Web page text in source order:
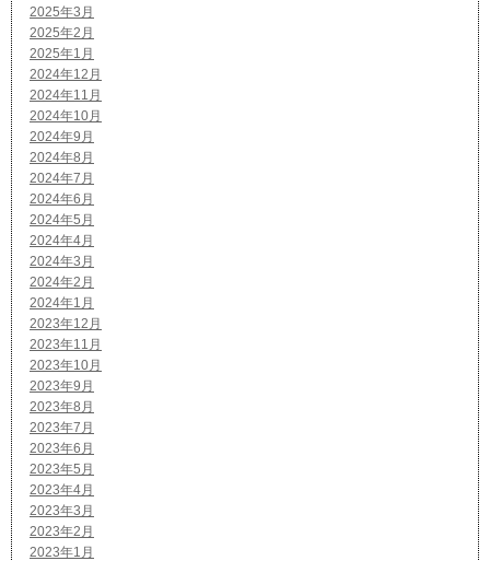
2025年3月
2025年2月
2025年1月
2024年12月
2024年11月
2024年10月
2024年9月
2024年8月
2024年7月
2024年6月
2024年5月
2024年4月
2024年3月
2024年2月
2024年1月
2023年12月
2023年11月
2023年10月
2023年9月
2023年8月
2023年7月
2023年6月
2023年5月
2023年4月
2023年3月
2023年2月
2023年1月